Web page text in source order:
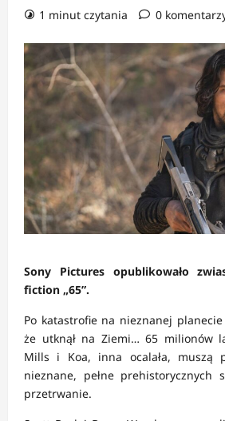
1 minut czytania
0
Sony Pictures opublikowało
fiction „65”.
Po katastrofie na nieznanej
że utknął na Ziemi… 65 milionów
Mills i Koa, inna ocalała, muszą
nieznane, pełne prehistorycznych
przetrwanie.